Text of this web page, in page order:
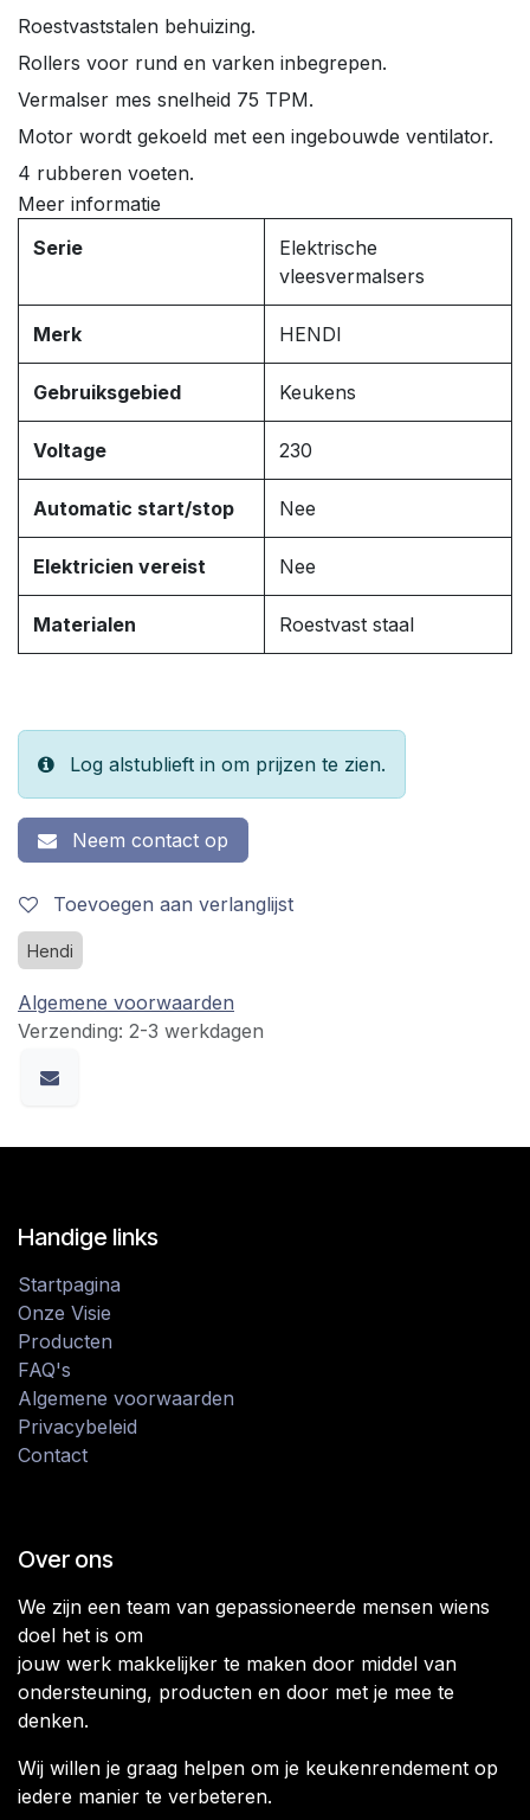
Roestvaststalen behuizing.
Rollers voor rund en varken inbegrepen.
Vermalser mes snelheid 75 TPM.
Motor wordt gekoeld met een ingebouwde ventilator.
4 rubberen voeten.
Meer informatie
Serie
Elektrische
vleesvermalsers
Merk HENDI
Gebruiksgebied Keukens
Voltage 230
Automatic start/stop Nee
Elektricien vereist Nee
Materialen Roestvast staal
Log alstublieft in om prijzen te zien.
Neem contact op
Toevoegen aan verlanglijst
Hendi
Algemene voorwaarden
Verzending: 2-3 werkdagen
Handige links
Startpagina
Onze Visie
Producten
FAQ's
Algemene voorwaarden
Privacybeleid
Contact
Over ons
We zijn een team van gepassioneerde mensen wiens
doel het is om
jouw werk makkelijker te maken door middel van
ondersteuning, producten en door met je mee te
denken.
Wij willen je graag helpen om je keukenrendement op
iedere manier te verbeteren.